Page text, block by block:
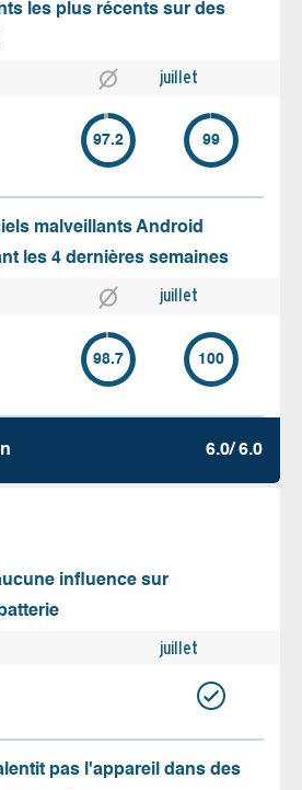
les plus récents sur des
juillet
97.2 99
malveillants Android
les 4 dernières semaines
juillet
98.7 100
6.0/ 6.0
influence sur
juillet
pas l'appareil dans des